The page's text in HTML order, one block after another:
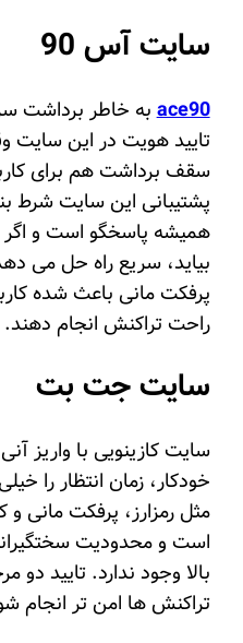
سایت آس 90
ace90به خاطر برداشت
تایید هویت در این سایت
سقف برداشت هم برای
پشتیبانی این سایت شرط
همیشه پاسخگو است و
بیاید، سریع راه حل می
پرفکت مانی باعث شده
راحت تراکنش انجام دهند.
سایت جت بت
سایت کازینویی با واریز
خودکار، زمان انتظار را
مثل رمزارز، پرفکت مانی
است و محدودیت
بالا وجود ندارد. تایید
تراکنش ها امن تر انجام